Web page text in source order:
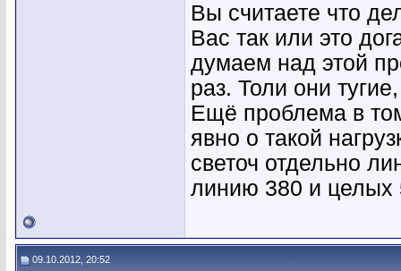
Вы считаете что
Вас так или это
думаем над этой
раз. Толи они
Ещё проблема в
явно о такой
светоч отдельно
линию 380 и целых
09.10.2012, 20:52